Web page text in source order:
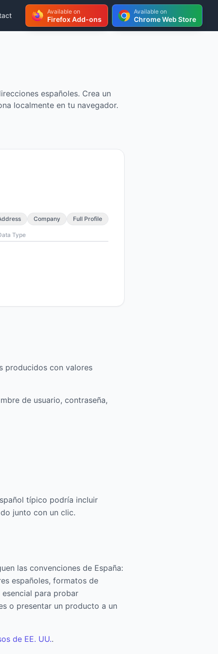
Available on
Firefox Add-ons
Available on
Chrome Web Store
españoles. Crea un
localmente en tu navegador.
Company Full Profile
Type
producidos con valores
de usuario, contraseña,
típico podría incluir
junto con un clic.
las convenciones de España:
españoles, formatos de
para probar
o presentar un producto a un
de EE. UU..